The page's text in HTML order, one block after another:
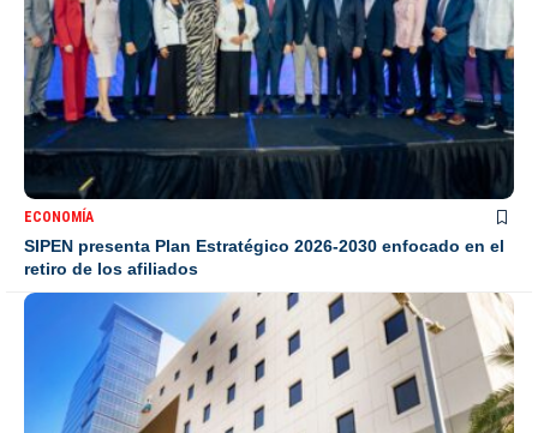
ECONOMÍA
SIPEN presenta Plan Estratégico 2026-2030 enfocado en el
retiro de los afiliados